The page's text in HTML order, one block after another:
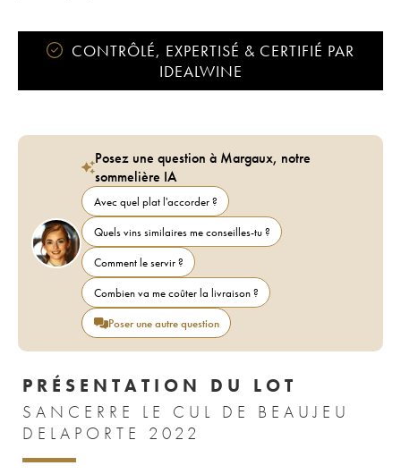
CONTRÔLÉ, EXPERTISÉ & CERTIFIÉ PAR
IDEALWINE
Posez une question à Margaux, notre
sommelière IA
Avec quel plat l'accorder ?
Quels vins similaires me conseilles-tu ?
Comment le servir ?
Combien va me coûter la livraison ?
Poser une autre question
PRÉSENTATION DU LOT
SANCERRE LE CUL DE BEAUJEU
DELAPORTE 2022